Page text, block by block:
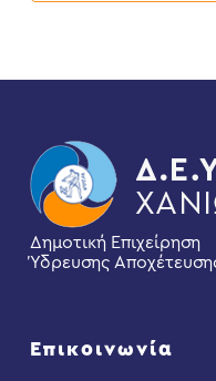
Δημοτική Επιχείρηση
Ύδρευσης
Επικοινωνία